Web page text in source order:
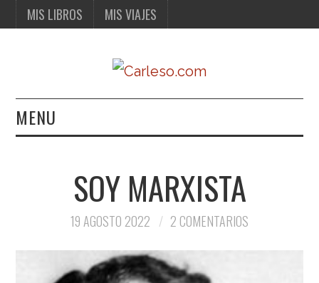
MIS LIBROS MIS VIAJES
MENU
MIS VIAJESSOY MARXISTA
19 AGOSTO 2022 2 COMENTARIOS